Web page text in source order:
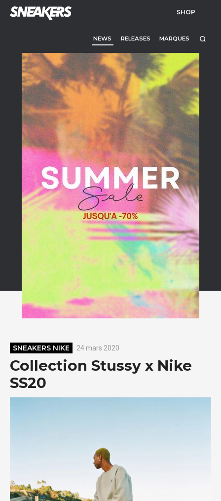
SHOP
NEWS RELEASES MARQUES
SNEAKERS NIKE 24 mars 2020
Collection Stussy x Nike
SS20